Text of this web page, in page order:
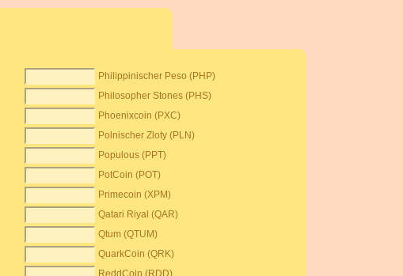
Philippinischer Peso (PHP)
Philosopher Stones (PHS)
Phoenixcoin (PXC)
Polnischer Zloty (PLN)
Populous (PPT)
PotCoin (POT)
Primecoin (XPM)
Qatari Riyal (QAR)
Qtum (QTUM)
QuarkCoin (QRK)
ReddCoin (RDD)